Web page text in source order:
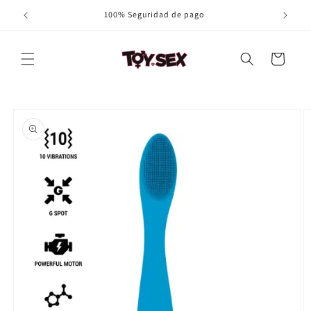
directamente
100% Seguridad de pago
Carrito
a la
información
del producto